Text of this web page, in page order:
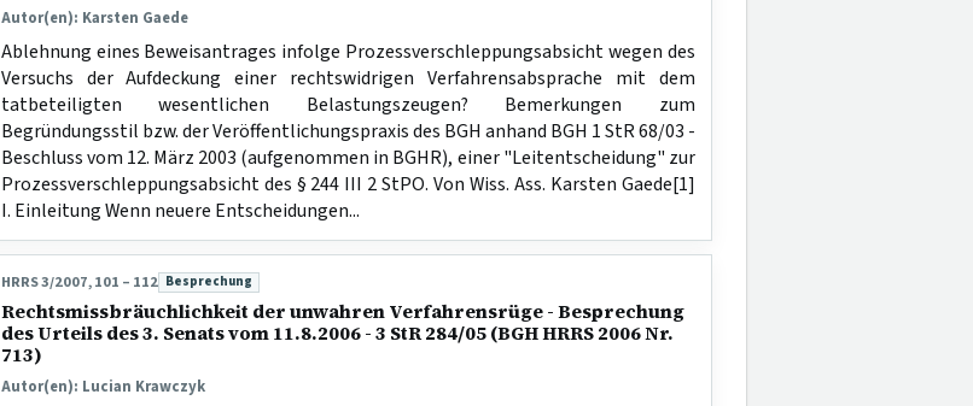
Autor(en): Karsten Gaede
Ablehnung eines Beweisantrages infolge Prozessverschleppungsabsicht wegen des
Versuchs der Aufdeckung einer rechtswidrigen Verfahrensabsprache mit dem
tatbeteiligten wesentlichen Belastungszeugen? Bemerkungen zum
Begründungsstil bzw. der Veröffentlichungspraxis des BGH anhand BGH 1 StR 68/03 -
Beschluss vom 12. März 2003 (aufgenommen in BGHR), einer "Leitentscheidung" zur
Prozessverschleppungsabsicht des § 244 III 2 StPO. Von Wiss. Ass. Karsten Gaede[1]
I. Einleitung Wenn neuere Entscheidungen...
HRRS 3/2007, 101 – 112 Beitragsart:
Besprechung
Rechtsmissbräuchlichkeit der unwahren Verfahrensrüge - Besprechung
des Urteils des 3. Senats vom 11.8.2006 - 3 StR 284/05 (BGH HRRS 2006 Nr.
713)
Autor(en): Lucian Krawczyk